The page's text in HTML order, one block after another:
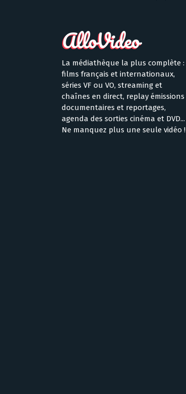
La médiathèque la plus complète :
films français et internationaux,
séries VF ou VO, streaming et
chaînes en direct, replay émissions
documentaires et reportages,
agenda des sorties cinéma et DVD...
Ne manquez plus une seule vidéo !